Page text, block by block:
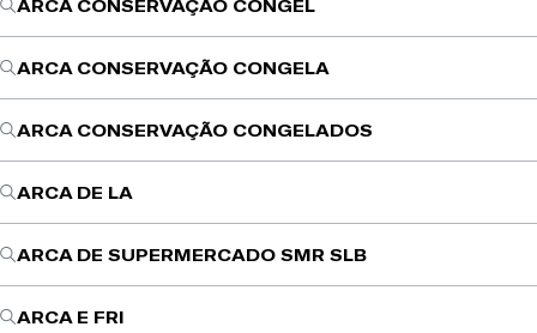
ARCA CONSERVAÇÃO CONGEL
ARCA CONSERVAÇÃO CONGELA
ARCA CONSERVAÇÃO CONGELADOS
ARCA DE LA
ARCA DE SUPERMERCADO SMR SLB
ARCA E FRI